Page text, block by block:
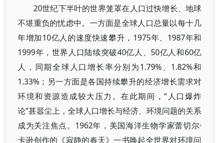
20世纪下半叶的世界笼罩在人口过快增长、地球
不堪重负的忧虑中。一方面是全球人口总量以每十几
年增加10亿人的速度快速攀升，1975年、1987年和
1999年，世界人口陆续突破40亿人、50亿人和60亿
人，同期全球人口增长率分别为1.79%、1.82%和
1.33%；另一方面是各国持续攀升的经济增长需求对
环境和资源造成较大压力。在此期间，“人口爆炸
论”甚嚣尘上，全球人口增长与经济、环境问题的关系
成为关注焦点。1962年，美国海洋生物学家蕾切尔·
卡逊创作的《寂静的春天》一书唤起全世界对环境问